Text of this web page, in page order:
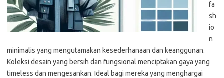
fa
sh
io
n
minimalis yang mengutamakan kesederhanaan dan keanggunan.
Koleksi desain yang bersih dan fungsional menciptakan gaya yang
timeless dan mengesankan. Ideal bagi mereka yang menghargai